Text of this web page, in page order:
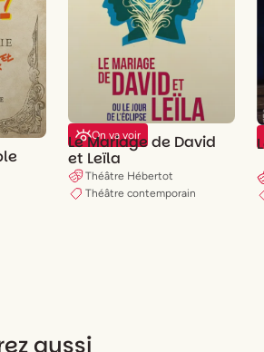
On va voir
Le Mariage de David
et Leïla
Théâtre Hébertot
Théâtre contemporain
aussi